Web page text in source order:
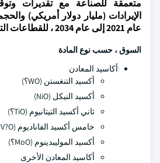
متعمقة للصناعة مع تقديرات
الإيرادات (مليار دولار أمريكي)
عام 2021 إلى عام 2034 ، للقطاعات التالية:
السوق ، حسب نوع المادة
أكاسيد المعادن
أكسيد التنغستن (WO؟)
أكسيد النيكل (NiO)
ثاني أكسيد التيتانيوم (TiO؟)
خامس أكسيد الفاناديوم (V?O?)
أكسيد الموليبدينوم (MoO؟)
أكاسيد المعادن الأخرى